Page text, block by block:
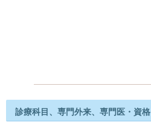
診療科目、専門外来、専門医・資格